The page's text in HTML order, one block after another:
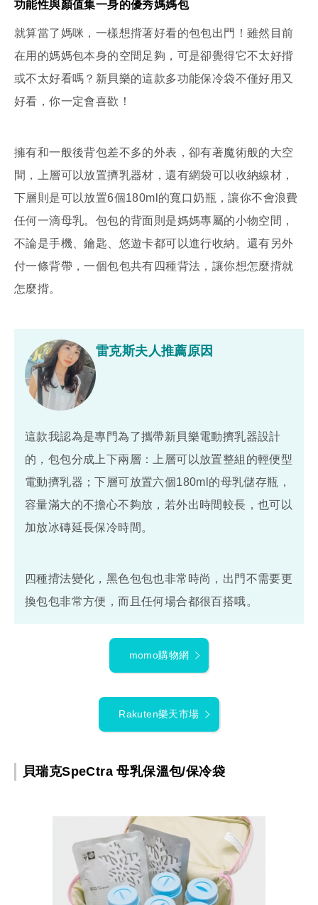
功能性與顏值集一身的優秀媽媽包
就算當了媽咪，一樣想揹著好看的包包出門！雖然目前
在用的媽媽包本身的空間足夠，可是卻覺得它不太好揹
或不太好看嗎？新貝樂的這款多功能保冷袋不僅好用又
好看，你一定會喜歡！
擁有和一般後背包差不多的外表，卻有著魔術般的大空
間，上層可以放置擠乳器材，還有網袋可以收納線材，
下層則是可以放置6個180ml的寬口奶瓶，讓你不會浪費
任何一滴母乳。包包的背面則是媽媽專屬的小物空間，
不論是手機、鑰匙、悠遊卡都可以進行收納。還有另外
付一條背帶，一個包包共有四種背法，讓你想怎麼揹就
怎麼揹。
雷克斯夫人推薦原因
這款我認為是專門為了攜帶新貝樂電動擠乳器設計
的，包包分成上下兩層：上層可以放置整組的輕便型
電動擠乳器；下層可放置六個180ml的母乳儲存瓶，
容量滿大的不擔心不夠放，若外出時間較長，也可以
加放冰磚延長保冷時間。
四種揹法變化，黑色包包也非常時尚，出門不需要更
換包包非常方便，而且任何場合都很百搭哦。
momo購物網
Rakuten樂天市場
貝瑞克SpeCtra 母乳保溫包/保冷袋